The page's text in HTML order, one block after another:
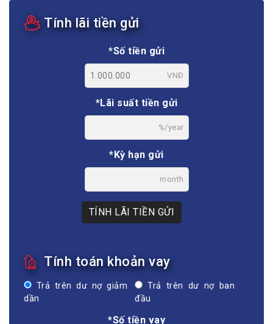
Tính lãi tiền gửi
*Số tiền gửi
VNĐ
*Lãi suất tiền gửi
%/year
*Kỳ hạn gửi
month
TÍNH LÃI TIỀN GỬI
Tính toán khoản vay
Trả trên dư nợ giảm
dần
Trả trên dư nợ ban
đầu
*Số tiền vay